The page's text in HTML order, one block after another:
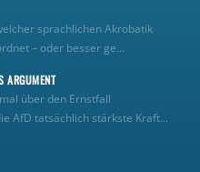
sprachlichen Akrobatik
– oder besser ge...
über den Ernstfall
AfD tatsächlich stärkste Kraft...